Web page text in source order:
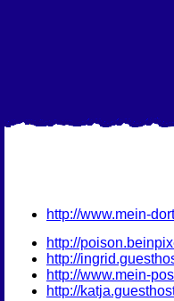
http://www.mein-
http://
http://
http://www.mein-
http://